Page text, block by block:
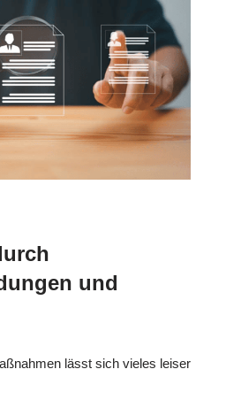
und
lässt sich vieles leiser